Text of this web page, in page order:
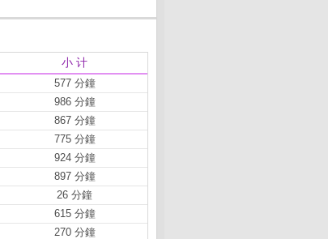
小 计
577 分鐘
986 分鐘
867 分鐘
775 分鐘
924 分鐘
897 分鐘
26 分鐘
615 分鐘
270 分鐘